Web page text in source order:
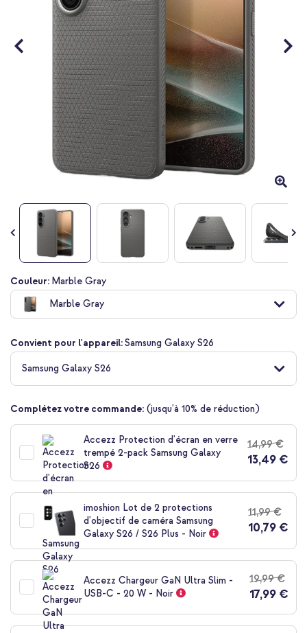
Passer
au
début
de
Galerie
d’images
Couleur: Marble Gray
Marble Gray
Convient pour l'appareil:Samsung Galaxy S26
Samsung Galaxy S26
Complétez votre commande: (jusqu'à 10% de réduction)
Accezz Protection d'écran en verre
trempé 2-pack Samsung Galaxy
S26
14,99 €
13,49 €
imoshion Lot de 2 protections
d'objectif de caméra Samsung
Galaxy S26 / S26 Plus - Noir
11,99 €
10,79 €
Accezz Chargeur GaN Ultra Slim -
USB-C - 20 W - Noir
19,99 €
17,99 €